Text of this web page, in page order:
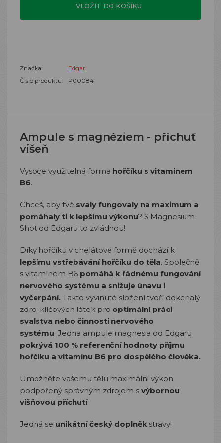
VLOŽIT DO KOŠÍKU
Značka:
Edgar
Číslo produktu:
P00084
Ampule s magnéziem - příchuť
višeň
Vysoce využitelná forma hořčíku s vitaminem
B6.
Chceš, aby tvé svaly fungovaly na maximum a
pomáhaly ti k lepšímu výkonu? S Magnesium
Shot od Edgaru to zvládnou!
Díky hořčíku v chelátové formě dochází k
lepšímu vstřebávání hořčíku do těla. Společně
s vitamínem B6 pomáhá k řádnému fungování
nervového systému a snižuje únavu i
vyčerpání. Takto vyvinuté složení tvoří dokonalý
zdroj klíčových látek pro optimální práci
svalstva nebo činnosti nervového
systému. Jedna ampule magnesia od Edgaru
pokrývá 100 % referenční hodnoty příjmu
hořčíku a vitamínu B6 pro dospělého člověka.
Umožněte vašemu tělu maximální výkon
podpořený správným zdrojem s výbornou
višňovou příchutí.
Jedná se unikátní český doplněk stravy!